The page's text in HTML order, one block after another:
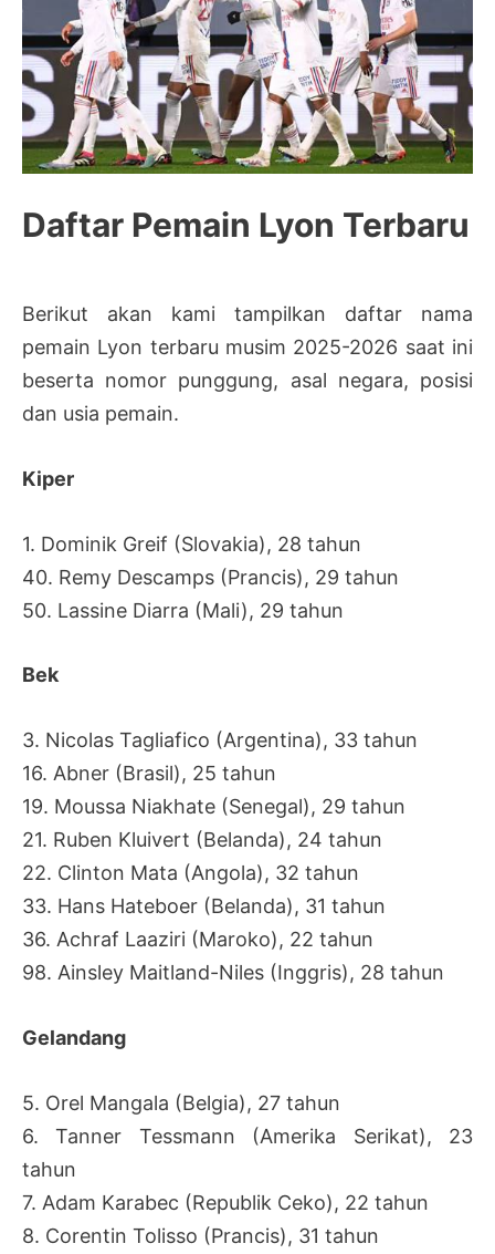
Daftar Pemain Lyon Terbaru
Berikut akan kami tampilkan daftar nama
pemain Lyon terbaru musim 2025-2026 saat ini
beserta nomor punggung, asal negara, posisi
dan usia pemain.
Kiper
1. Dominik Greif (Slovakia), 28 tahun
40. Remy Descamps (Prancis), 29 tahun
50. Lassine Diarra (Mali), 29 tahun
Bek
3. Nicolas Tagliafico (Argentina), 33 tahun
16. Abner (Brasil), 25 tahun
19. Moussa Niakhate (Senegal), 29 tahun
21. Ruben Kluivert (Belanda), 24 tahun
22. Clinton Mata (Angola), 32 tahun
33. Hans Hateboer (Belanda), 31 tahun
36. Achraf Laaziri (Maroko), 22 tahun
98. Ainsley Maitland-Niles (Inggris), 28 tahun
Gelandang
5. Orel Mangala (Belgia), 27 tahun
6. Tanner Tessmann (Amerika Serikat), 23
tahun
7. Adam Karabec (Republik Ceko), 22 tahun
8. Corentin Tolisso (Prancis), 31 tahun